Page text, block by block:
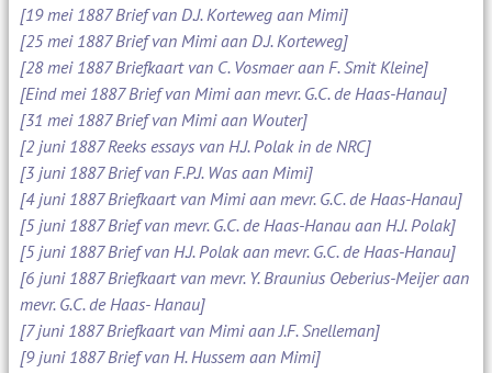
[19 mei 1887 Brief van D.J. Korteweg aan Mimi]
[25 mei 1887 Brief van Mimi aan D.J. Korteweg]
[28 mei 1887 Briefkaart van C. Vosmaer aan F. Smit Kleine]
[Eind mei 1887 Brief van Mimi aan mevr. G.C. de Haas-Hanau]
[31 mei 1887 Brief van Mimi aan Wouter]
[2 juni 1887 Reeks essays van H.J. Polak in de NRC]
[3 juni 1887 Brief van F.P.J. Was aan Mimi]
[4 juni 1887 Briefkaart van Mimi aan mevr. G.C. de Haas-Hanau]
[5 juni 1887 Brief van mevr. G.C. de Haas-Hanau aan H.J. Polak]
[5 juni 1887 Brief van H.J. Polak aan mevr. G.C. de Haas-Hanau]
[6 juni 1887 Briefkaart van mevr. Y. Braunius Oeberius-Meijer aan
mevr. G.C. de Haas- Hanau]
[7 juni 1887 Briefkaart van Mimi aan J.F. Snelleman]
[9 juni 1887 Brief van H. Hussem aan Mimi]